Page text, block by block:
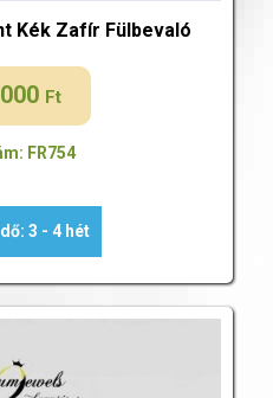
Kék Zafír Fülbevaló
Ft
FR754
3 - 4 hét